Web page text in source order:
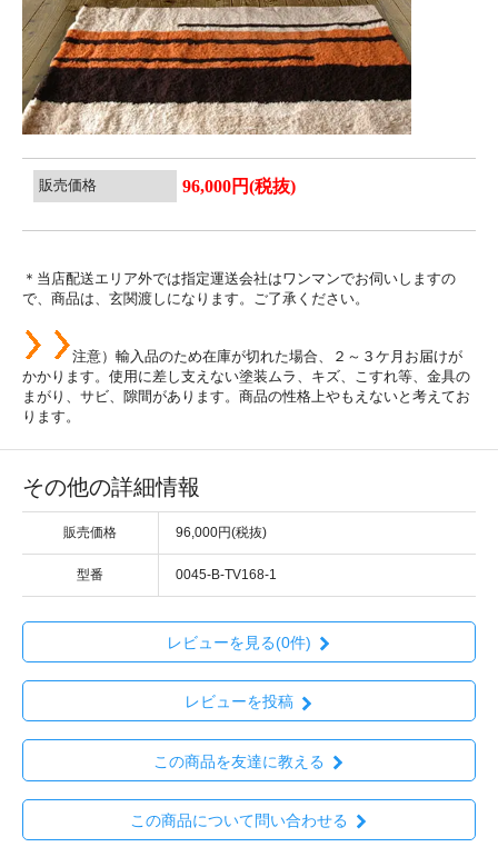
販売価格 96,000円(税抜)
＊当店配送エリア外では指定運送会社はワンマンでお伺いしますの
で、商品は、玄関渡しになります。ご了承ください。
注意）輸入品のため在庫が切れた場合、２～３ケ月お届けが
かかります。使用に差し支えない塗装ムラ、キズ、こすれ等、金具の
まがり、サビ、隙間があります。商品の性格上やもえないと考えてお
ります。
その他の詳細情報
販売価格 96,000円(税抜)
型番 0045-B-TV168-1
レビューを見る(0件)
レビューを投稿
この商品を友達に教える
この商品について問い合わせる